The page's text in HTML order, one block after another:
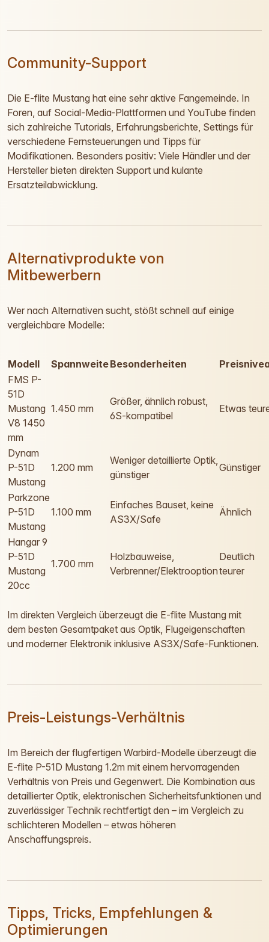
Community-Support
Die E-flite Mustang hat eine sehr aktive Fangemeinde. In
Foren, auf Social-Media-Plattformen und YouTube finden
sich zahlreiche Tutorials, Erfahrungsberichte, Settings für
verschiedene Fernsteuerungen und Tipps für
Modifikationen. Besonders positiv: Viele Händler und der
Hersteller bieten direkten Support und kulante
Ersatzteilabwicklung.
Alternativprodukte von
Mitbewerbern
Wer nach Alternativen sucht, stößt schnell auf einige
vergleichbare Modelle:
Modell SpannweiteBesonderheiten
FMS P-
51D
Mustang
V8 1450
mm
1.450 mm
Größer, ähnlich robust,
6S-kompatibel
Etwas
Dynam
P-51D
Mustang
1.200 mm
Weniger detaillierte Optik,
günstiger
Günstiger
Parkzone
P-51D
Mustang
1.100 mm
Einfaches Bauset, keine
AS3X/Safe
Ähnlich
Hangar 9
P-51D
Mustang
20cc
1.700 mm
Holzbauweise,
Verbrenner/Elektrooption
Deutlich
teurer
Im direkten Vergleich überzeugt die E-flite Mustang mit
dem besten Gesamtpaket aus Optik, Flugeigenschaften
und moderner Elektronik inklusive AS3X/Safe-Funktionen.
Preis-Leistungs-Verhältnis
Im Bereich der flugfertigen Warbird-Modelle überzeugt die
E-flite P-51D Mustang 1.2m mit einem hervorragenden
Verhältnis von Preis und Gegenwert. Die Kombination aus
detaillierter Optik, elektronischen Sicherheitsfunktionen und
zuverlässiger Technik rechtfertigt den – im Vergleich zu
schlichteren Modellen – etwas höheren
Anschaffungspreis.
Tipps, Tricks, Empfehlungen &
Optimierungen